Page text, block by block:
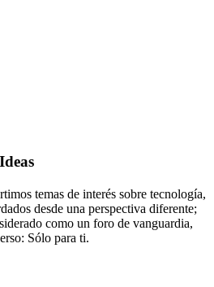
temas de interés sobre tecnología,
desde una perspectiva diferente;
como un foro de vanguardia,
Sólo para ti.